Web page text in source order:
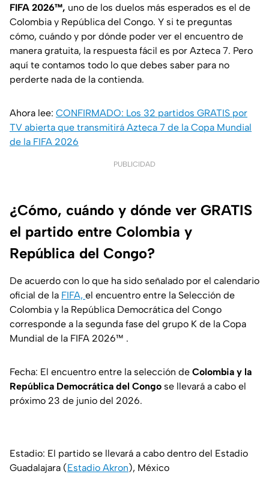
FIFA 2026™, uno de los duelos más esperados es el de
Colombia y República del Congo. Y si te preguntas
cómo, cuándo y por dónde poder ver el encuentro de
manera gratuita, la respuesta fácil es por Azteca 7. Pero
aquí te contamos todo lo que debes saber para no
perderte nada de la contienda.
Ahora lee: CONFIRMADO: Los 32 partidos GRATIS por
TV abierta que transmitirá Azteca 7 de la Copa Mundial
de la FIFA 2026
PUBLICIDAD
¿Cómo, cuándo y dónde ver GRATIS
el partido entre Colombia y
República del Congo?
De acuerdo con lo que ha sido señalado por el calendario
oficial de la FIFA, el encuentro entre la Selección de
Colombia y la República Democrática del Congo
corresponde a la segunda fase del grupo K de la Copa
Mundial de la FIFA 2026™ .
Fecha: El encuentro entre la selección de Colombia y la
República Democrática del Congo se llevará a cabo el
próximo 23 de junio del 2026.
Estadio: El partido se llevará a cabo dentro del Estadio
Guadalajara (Estadio Akron), México